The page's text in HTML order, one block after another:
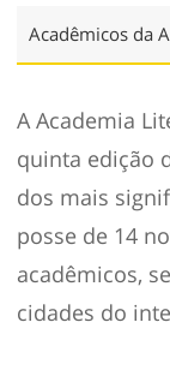
Acadêmicos da
A Academia
quinta edição
dos mais
posse de 14
acadêmicos,
cidades do